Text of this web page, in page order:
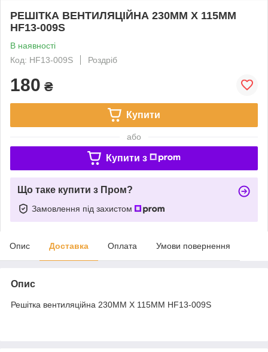
РЕШІТКА ВЕНТИЛЯЦІЙНА 230MM X 115MM
HF13-009S
В наявності
Код: HF13-009S
Роздріб
180 ₴
Купити
або
Купити з
Що таке купити з Пром?
Замовлення під захистом
Опис Доставка Оплата Умови повернення
Опис
Решітка вентиляційна 230MM X 115MM HF13-009S